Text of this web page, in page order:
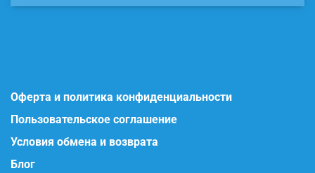
Оферта и политика конфиденциальности
Пользовательское соглашение
Условия обмена и возврата
Блог